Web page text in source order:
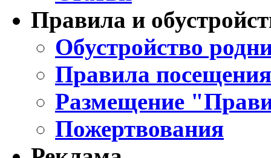
Правила и
Обустройство
Правила
Размещение
Пожертвования